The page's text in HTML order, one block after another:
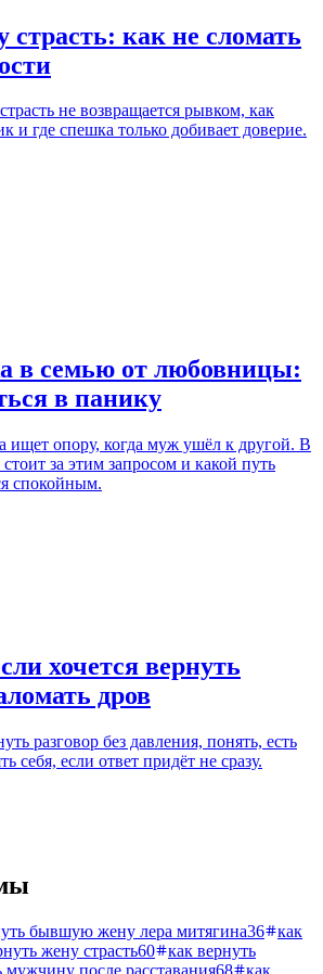
страсть: как не сломать
не возвращается рывком, как
и где спешка только добивает доверие.
в семью от любовницы:
в панику
опору, когда муж ушёл к другой. В
за этим запросом и какой путь
спокойным.
хочется вернуть
дров
разговор без давления, понять, есть
себя, если ответ придёт не сразу.
бывшую жену лера митягина36
как
жену страсть60
как вернуть
мужчину после расставания68 как